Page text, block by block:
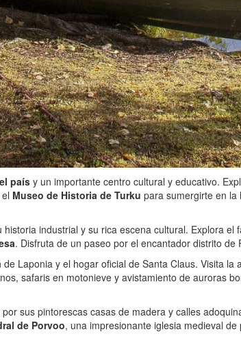
país y un importante centro cultural y educativo.
Museo de Historia de Turku para sumergirte en la
industrial y su rica escena cultural. Explora
. Disfruta de un paseo por el encantador distrito
Laponia y el hogar oficial de Santa Claus. Visita
safaris en motonieve y avistamiento de auroras
sus pintorescas casas de madera y calles
de Porvoo, una impresionante iglesia medieval